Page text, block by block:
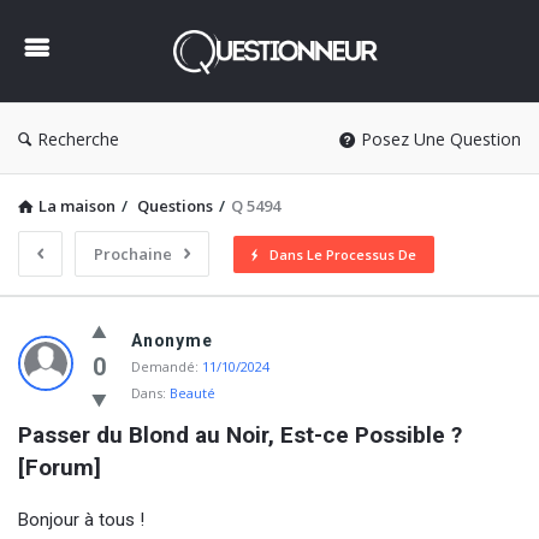
Recherche Posez Une Question
La maison / Questions / Q 5494
Prochaine Dans Le Processus De
Questionneur
Dernière
Questions
0
Anonyme
Demandé: 11/10/2024
Dans: Beauté
Passer du Blond au Noir, Est-ce Possible ?
[Forum]
Bonjour à tous !